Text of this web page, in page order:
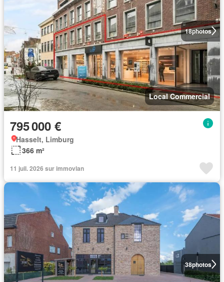
18photos
Local Commercial
795 000 €
Hasselt, Limburg
366 m²
11 juil. 2026 sur immovlan
38photos